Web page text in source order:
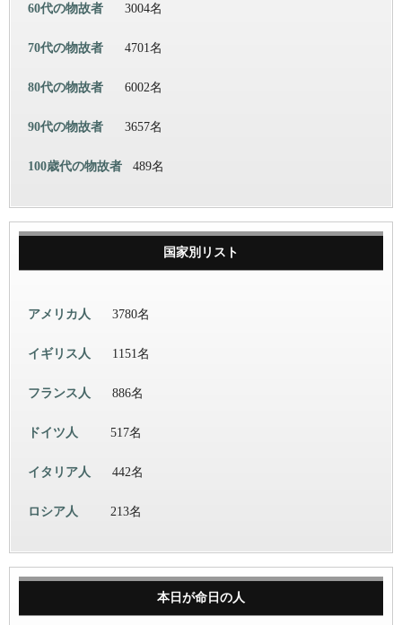
60代の物故者 3004名
70代の物故者 4701名
80代の物故者 6002名
90代の物故者 3657名
100歳代の物故者 489名
国家別リスト
アメリカ人 3780名
イギリス人 1151名
フランス人 886名
ドイツ人 517名
イタリア人 442名
ロシア人 213名
本日が命日の人